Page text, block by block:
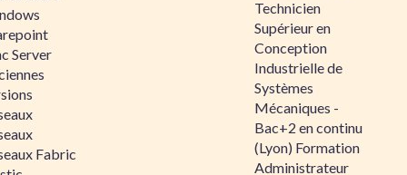
Server
Fabric
Technicien
Supérieur en
Conception
Industrielle de
Systèmes
Mécaniques -
Bac+2 en continu
(Lyon) Formation
Administrateur